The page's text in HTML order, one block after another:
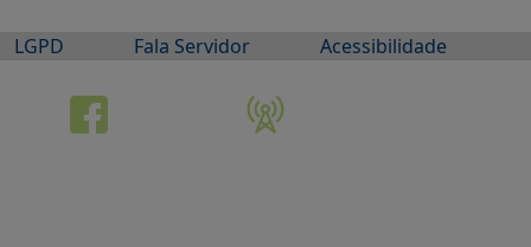
LGPD Fala Servidor Acessibilidade